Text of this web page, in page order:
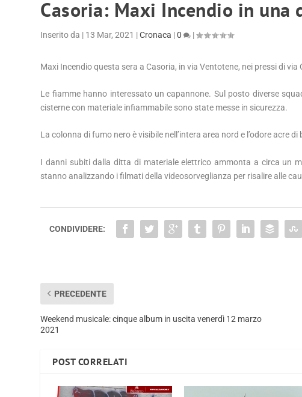
Casoria: Maxi Incendio in una
Inserito da | 13 Mar, 2021 |Cronaca |0 |
Maxi Incendio questa sera a Casoria, in via Ventotene, nei pressi di via
Le fiamme hanno interessato un capannone. Sul posto diverse
cisterne con materiale infiammabile sono state messe in sicurezza.
La colonna di fumo nero è visibile nell’intera area nord e l’odore acre
I danni subiti dalla ditta di materiale elettrico ammonta a circa un
stanno analizzando i filmati della videosorveglianza per risalire alle
CONDIVIDERE:
PRECEDENTE
Weekend musicale: cinque album in uscita venerdì 12 marzo
2021
POST CORRELATI